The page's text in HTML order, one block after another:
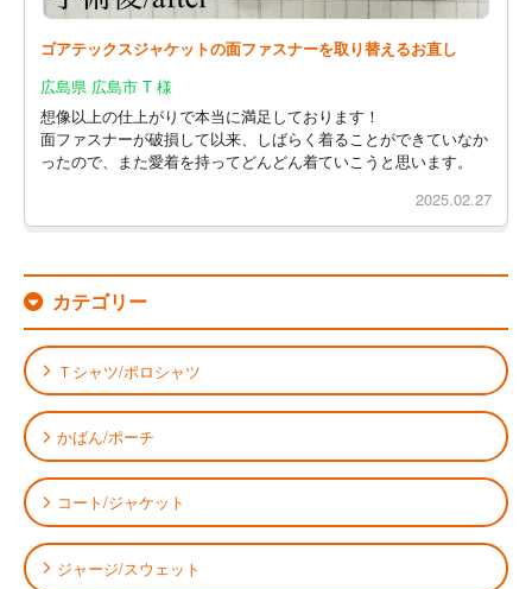
ゴアテックスジャケットの面ファスナーを取り替えるお直し
広島県 広島市 T 様
想像以上の仕上がりで本当に満足しております！
面ファスナーが破損して以来、しばらく着ることができていなか
ったので、また愛着を持ってどんどん着ていこうと思います。
2025.02.27
カテゴリー
Ｔシャツ/ポロシャツ
かばん/ポーチ
コート/ジャケット
ジャージ/スウェット